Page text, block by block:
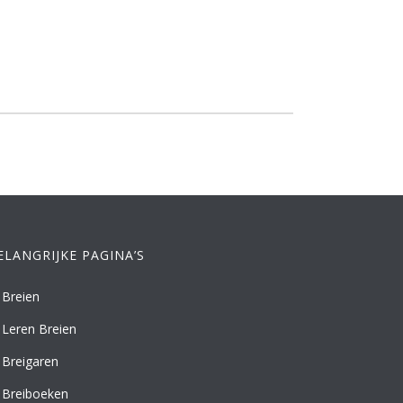
PAGINA’S
Breien
Leren Breien
Breigaren
Breiboeken